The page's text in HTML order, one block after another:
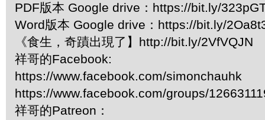
PDF版本 Google drive：https://bit.ly/
Word版本 Google drive：https://bit.ly/
《食生，奇蹟出現了】http://bit.ly/2VfVQJN
祥哥的Facebook:
https://www.facebook.com/simonchauhk
https://www.facebook.com/groups/
祥哥的Patreon：